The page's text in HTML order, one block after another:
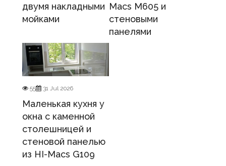
двумя накладными
мойками
Macs M605 и
стеновыми
панелями
55 31 Jul 2026
Маленькая кухня у
окна с каменной
столешницей и
стеновой панелью
из HI-Macs G109